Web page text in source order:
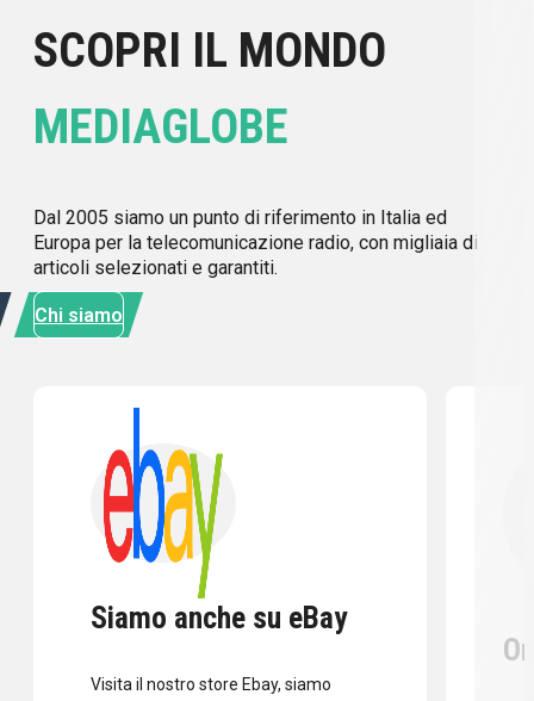
SCOPRI IL MONDO
MEDIAGLOBE
Dal 2005 siamo un punto di riferimento in Italia ed
Europa per la telecomunicazione radio, con migliaia di
articoli selezionati e garantiti.
Chi siamo
Siamo anche su eBay
Visita il nostro store Ebay, siamo